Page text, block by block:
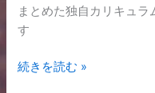
まとめた独自カリキュ
す
続きを読む »